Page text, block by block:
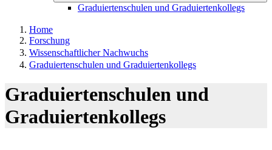
Graduiertenschulen und Graduiertenkollegs
Home
Forschung
Wissenschaftlicher Nachwuchs
Graduiertenschulen und Graduiertenkollegs
Graduiertenschulen und
Graduiertenkollegs